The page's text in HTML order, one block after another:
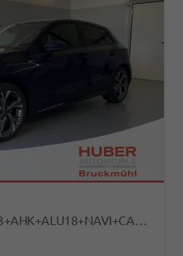
S LINE TFSI QUATTRO GV3+AHK+ALU18+NAVI+CAM+EHECK+SOUND+ACC+OPTIKSCHWARZ